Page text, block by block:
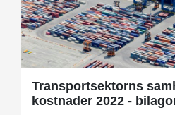
Transportsektorns
kostnader 2022 -